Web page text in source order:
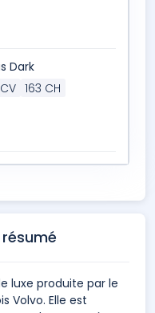
Dark
CV 163 CH
luxe produite par le
Volvo. Elle est